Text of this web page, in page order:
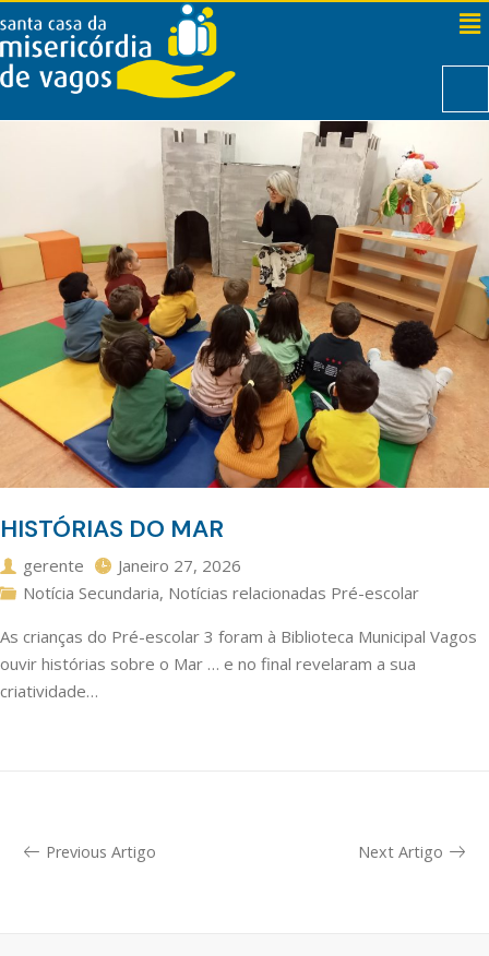
HISTÓRIAS DO MAR
gerente
Janeiro 27, 2026
Notícia Secundaria, Notícias relacionadas Pré-escolar
As crianças do Pré-escolar 3 foram à Biblioteca Municipal Vagos
ouvir histórias sobre o Mar … e no final revelaram a sua
criatividade…
Previous Artigo Next Artigo